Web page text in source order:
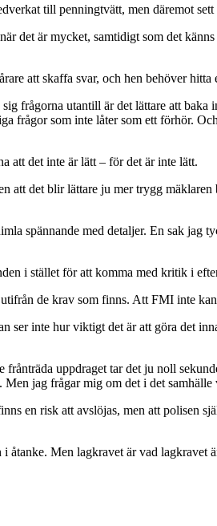
till penningtvätt, men däremot sett
det är mycket, samtidigt som det
att skaffa svar, och hen behöver
frågorna utantill är det lättare att
frågor som inte låter som ett förhör.
att det inte är lätt – för det är inte lätt.
att det blir lättare ju mer trygg
spännande med detaljer. En sak
i stället för att komma med kritik i
de krav som finns. Att FMI inte
ser inte hur viktigt det är att göra det
uppdraget tar det ju noll
jag frågar mig om det i det
en risk att avslöjas, men att polisen
åtanke. Men lagkravet är vad lagkravet